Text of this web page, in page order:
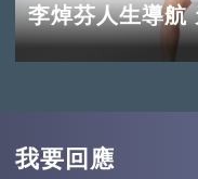
李焯芬人生導航
我要回應